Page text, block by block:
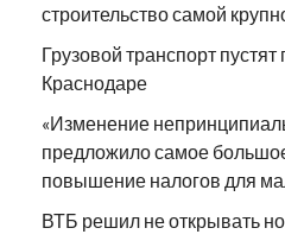
строительство самой
Грузовой транспорт
Краснодаре
«Изменение
предложило самое
повышение налогов для
ВТБ решил не открывать